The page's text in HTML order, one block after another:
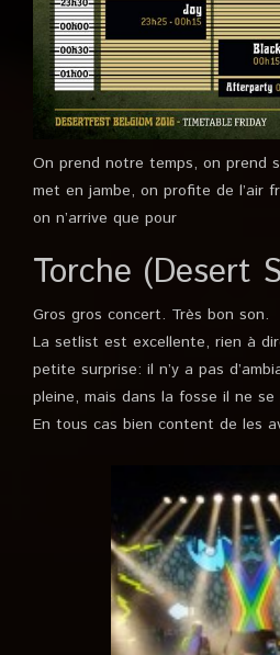
On prend notre temps, on prend
met en jambe, on profite de l’air
on n’arrive que pour
Torche (Desert
Gros gros concert. Très bon son.
La setlist est excellente, rien à
petite surprise: il n’y a pas
pleine, mais dans la fosse il ne se
En tous cas bien content de les